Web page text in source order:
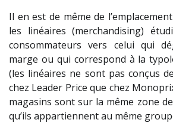
Il en est de même de
les linéaires (merchandising)
consommateurs vers celui qui
marge ou qui correspond à la
(les linéaires ne sont pas conçus
chez Leader Price que chez
magasins sont sur la même zone
qu’ils appartiennent au même